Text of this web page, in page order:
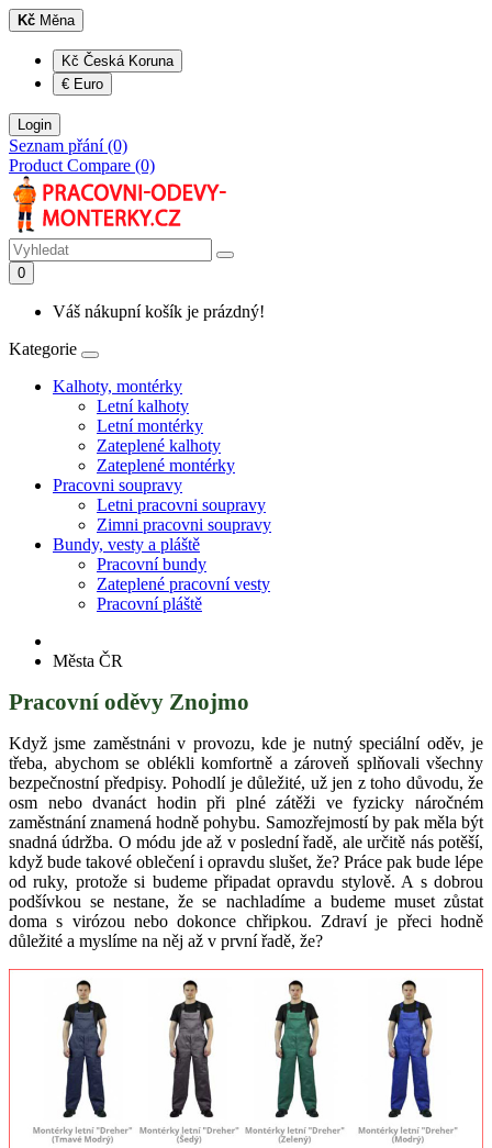
Kč Měna
Kč Česká Koruna
€ Euro
Login
Seznam přání (0)
Product Compare (0)
0
Váš nákupní košík je prázdný!
Kategorie
Kalhoty, montérky
Letní kalhoty
Letní montérky
Zateplené kalhoty
Zateplené montérky
Pracovni soupravy
Letni pracovni soupravy
Zimni pracovni soupravy
Bundy, vesty a pláště
Pracovní bundy
Zateplené pracovní vesty
Pracovní pláště
Města ČR
Pracovní oděvy Znojmo
Když jsme zaměstnáni v provozu, kde je nutný speciální oděv, je
třeba, abychom se oblékli komfortně a zároveň splňovali všechny
bezpečnostní předpisy. Pohodlí je důležité, už jen z toho důvodu, že
osm nebo dvanáct hodin při plné zátěži ve fyzicky náročném
zaměstnání znamená hodně pohybu. Samozřejmostí by pak měla být
snadná údržba. O módu jde až v poslední řadě, ale určitě nás potěší,
když bude takové oblečení i opravdu slušet, že? Práce pak bude lépe
od ruky, protože si budeme připadat opravdu stylově. A s dobrou
podšívkou se nestane, že se nachladíme a budeme muset zůstat
doma s virózou nebo dokonce chřipkou. Zdraví je přeci hodně
důležité a myslíme na něj až v první řadě, že?